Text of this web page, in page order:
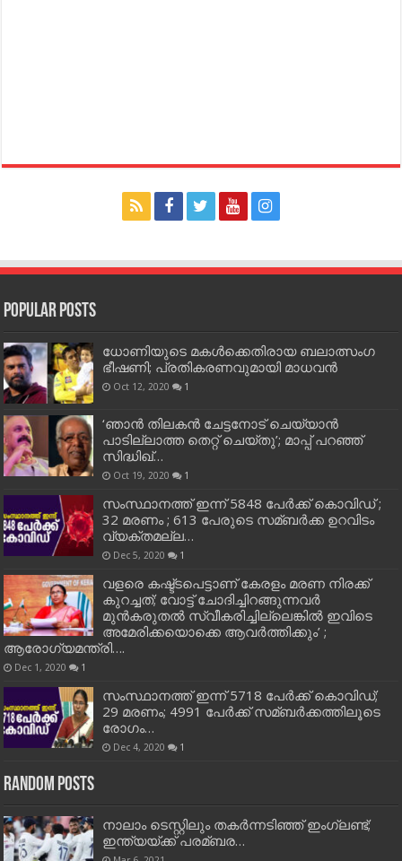
Popular Posts
ധോണിയുടെ മകള്‍ക്കെതിരായ ബലാത്സംഗ
ഭീഷണി; പ്രതികരണവുമായി മാധവന്‍
Oct 12, 2020 1
‘ഞാന്‍ തിലകന്‍ ചേട്ടനോട് ചെയ്യാന്‍
പാടില്ലാത്ത തെറ്റ് ചെയ്തു’; മാപ്പ് പറഞ്ഞ്
സിദ്ധിഖ്…
Oct 19, 2020 1
സംസ്ഥാനത്ത് ഇന്ന് 5848 പേര്‍ക്ക് കൊവി‌ഡ് ;
32 മരണം ; 613 പേരുടെ സമ്ബര്‍ക്ക ഉറവിടം
വ്യക്തമല്ല…
Dec 5, 2020 1
വളരെ കഷ്ട്ടപെട്ടാണ് കേരളം മരണ നിരക്ക്
കുറച്ചത്; വോട്ട് ചോദിച്ചിറങ്ങുന്നവർ
മുൻകരുതൽ സ്വീകരിച്ചില്ലെങ്കിൽ ഇവിടെ
അമേരിക്കയൊക്കെ ആവർത്തിക്കും’ ;
ആരോഗ്യമന്ത്രി….
Dec 1, 2020 1
സംസ്ഥാനത്ത് ഇന്ന് 5718 പേര്‍ക്ക് കൊവിഡ്;
29 മരണം; 4991 പേര്‍ക്ക് സമ്ബര്‍ക്കത്തിലൂടെ
രോഗം…
Dec 4, 2020 1
Random Posts
നാലാം ടെസ്റ്റിലും തകര്‍ന്നടിഞ്ഞ് ഇംഗ്ലണ്ട്;
ഇന്ത്യയ്ക്ക് പരമ്ബര…